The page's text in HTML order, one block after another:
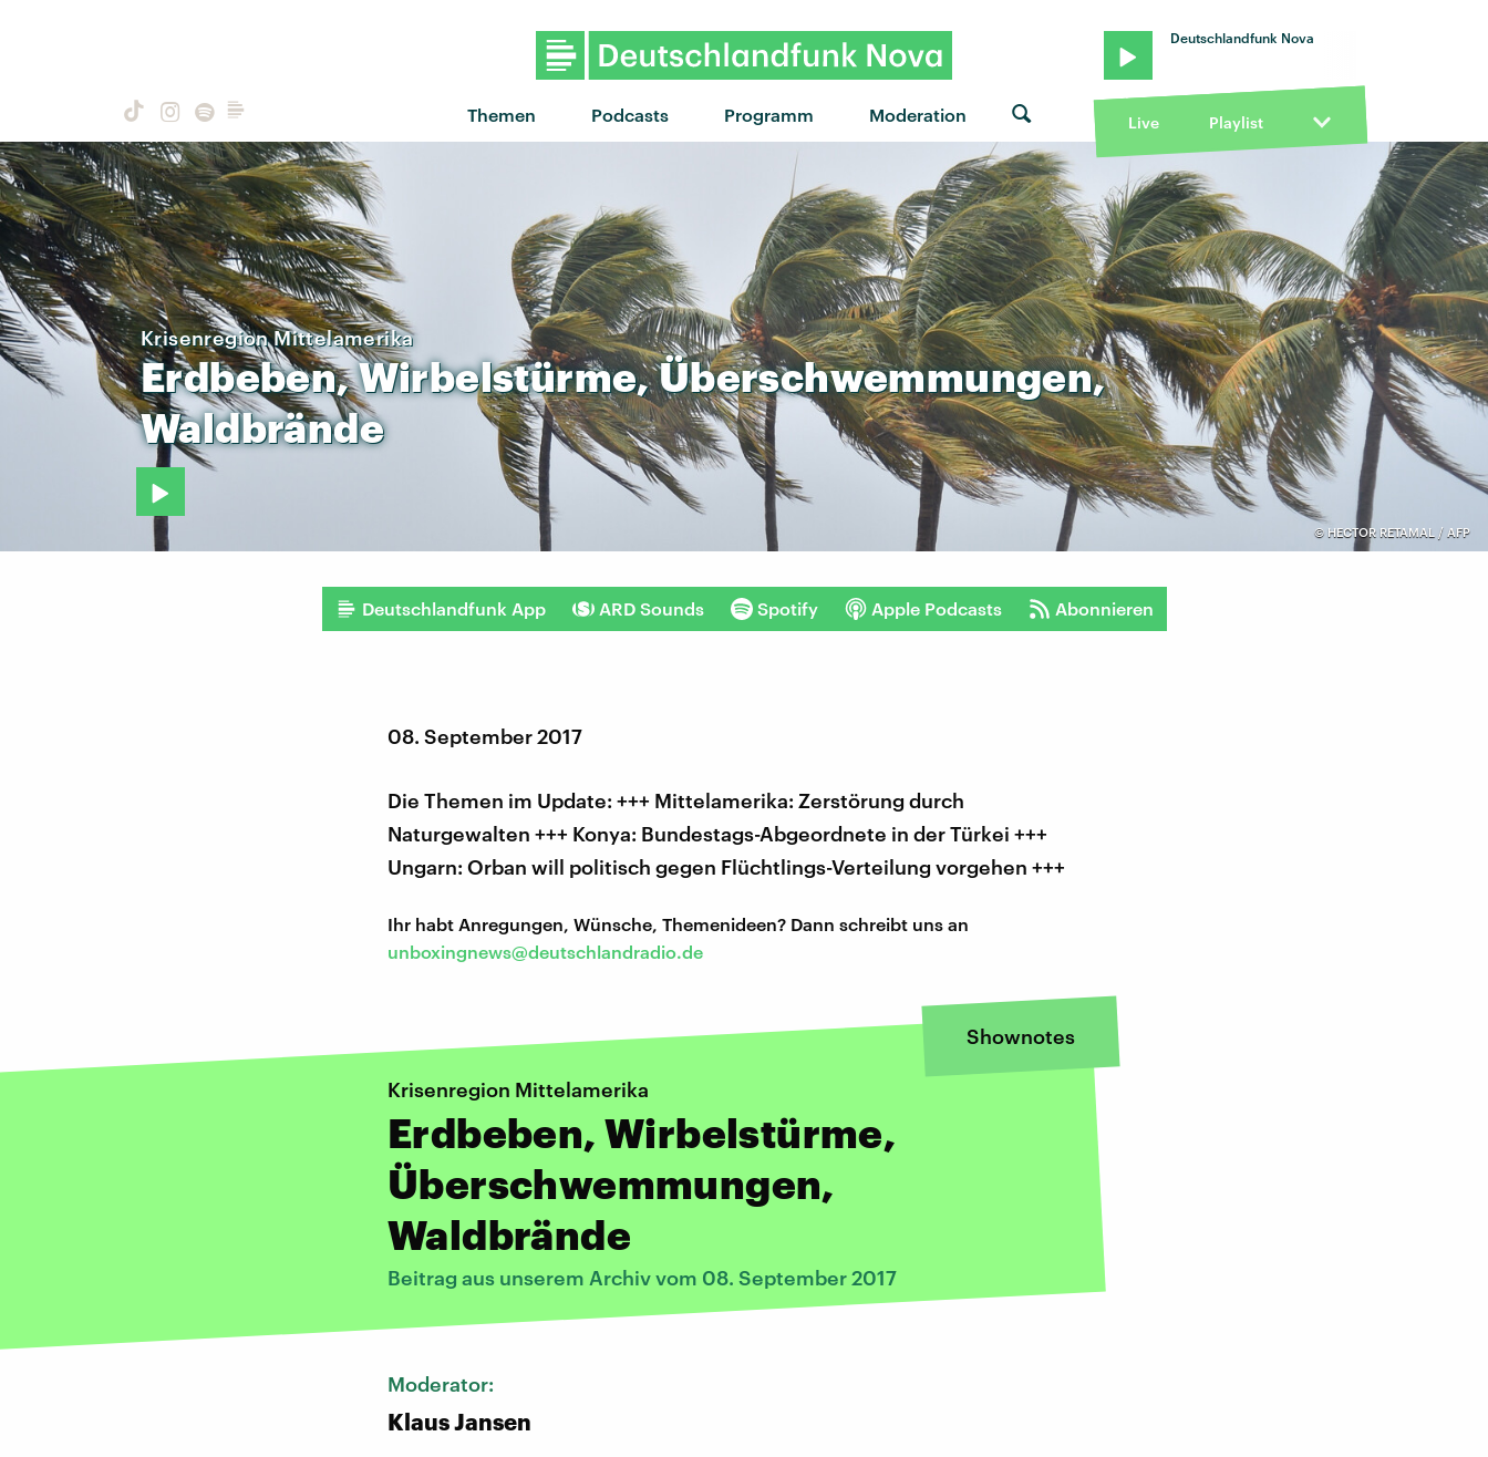
Themen Podcasts Programm Moderation
Deutschlandfunk Nova
Live Playlist
© HECTOR RETAMAL / AFP
Krisenregion Mittelamerika
Erdbeben,Wirbelstürme,Überschwemmungen,
Waldbrände
Deutschlandfunk App ARD Sounds Spotify Apple Podcasts Abonnieren
08. September 2017
Die Themen im Update: +++ Mittelamerika: Zerstörung durch
Naturgewalten +++ Konya: Bundestags-Abgeordnete in der Türkei +++
Ungarn: Orban will politisch gegen Flüchtlings-Verteilung vorgehen +++
Ihr habt Anregungen, Wünsche, Themenideen? Dann schreibt uns an
unboxingnews@deutschlandradio.de
Shownotes
Krisenregion Mittelamerika
Erdbeben, Wirbelstürme,
Überschwemmungen,
Waldbrände
Beitrag aus unserem Archiv vom 08. September 2017
Moderator:
Klaus Jansen